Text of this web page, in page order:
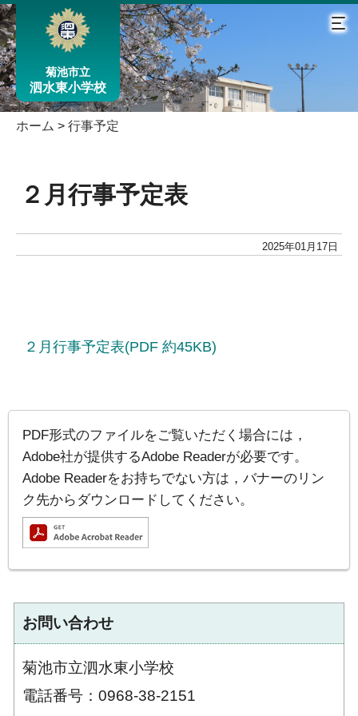
菊池市立
泗水東小学校
ホーム > 行事予定
２月行事予定表
2025年01月17日
２月行事予定表(PDF 約45KB)
PDF形式のファイルをご覧いただく場合には，
Adobe社が提供するAdobe Readerが必要です。
Adobe Readerをお持ちでない方は，バナーのリン
ク先からダウンロードしてください。
お問い合わせ
菊池市立泗水東小学校
電話番号：0968-38-2151